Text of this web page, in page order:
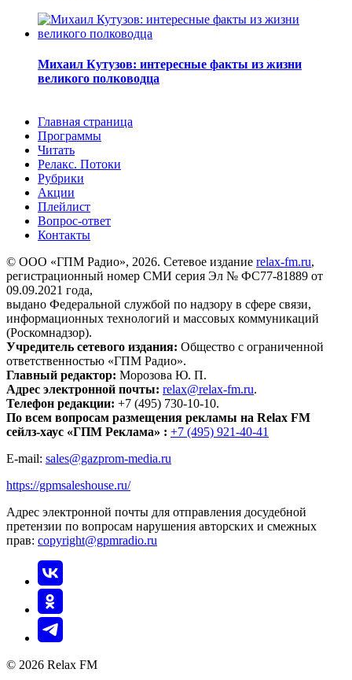
Михаил Кутузов: интересные факты из жизни
великого полководца
Главная страница
Программы
Читать
Релакс. Потоки
Рубрики
Акции
Плейлист
Вопрос-ответ
Контакты
© ООО «ГПМ Радио», 2026. Сетевое издание relax-fm.ru,
регистрационный номер СМИ серия Эл № ФС77-81889 от
09.09.2021 года,
выдано Федеральной службой по надзору в сфере связи,
информационных технологий и массовых коммуникаций
(Роскомнадзор).
Учредитель сетевого издания: Общество с ограниченной
ответственностью «ГПМ Радио».
Главный редактор: Морозова Ю. П.
Адрес электронной почты: relax@relax-fm.ru.
Телефон редакции: +7 (495) 730-10-10.
По всем вопросам размещения рекламы на Relax FM
сейлз-хаус «ГПМ Реклама» : +7 (495) 921-40-41
E-mail: sales@gazprom-media.ru
https://gpmsaleshouse.ru/
Адрес электронной почты для отправления досудебной
претензии по вопросам нарушения авторских и смежных
прав: copyright@gpmradio.ru
© 2026 Relax FM